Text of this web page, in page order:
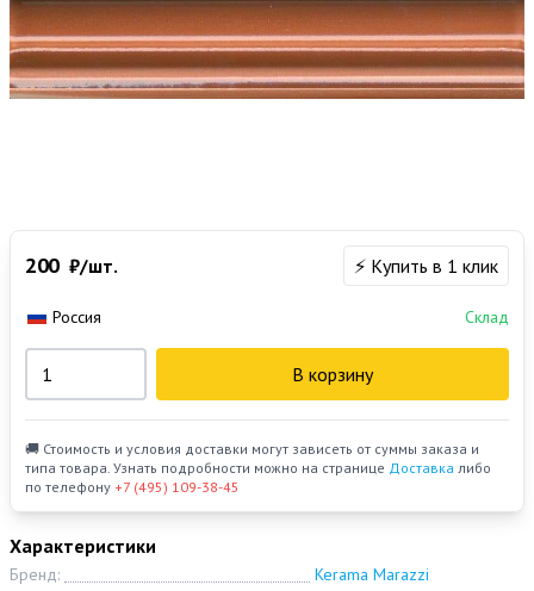
Характеристики
Бренд:
Kerama Marazzi
200 ₽/шт. ⚡ Купить в 1 клик
Россия Склад
В корзину
🚚 Стоимость и условия доставки могут зависеть от суммы заказа и
типа товара. Узнать подробности можно на странице Доставка либо
по телефону +7 (495) 109-38-45